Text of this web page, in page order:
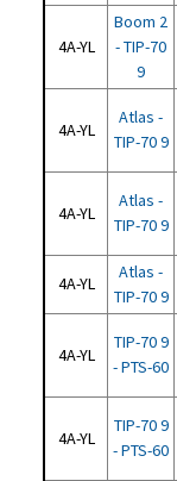
4A-YL
Boom 2
- TIP-70
9
4A-YL
Atlas -
TIP-70 9
4A-YL
Atlas -
TIP-70 9
4A-YL
Atlas -
TIP-70 9
4A-YL
TIP-70 9
- PTS-60
4A-YL
TIP-70 9
- PTS-60